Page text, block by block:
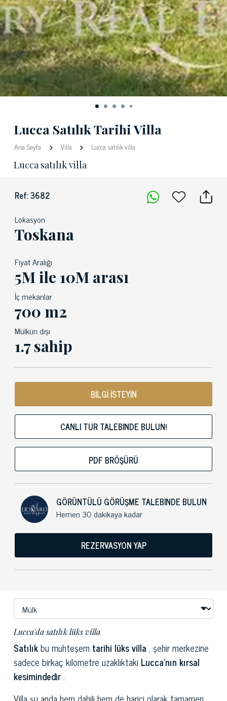
Lucca Satılık Tarihi Villa
Ana Sayfa Villa Lucca satılık villa
Lucca satılık villa
Ref: 3682
Lokasyon
Toskana
Fiyat Aralığı
5M ile 10M arası
İç mekanlar
700 m2
Mülkün dışı
1.7 sahip
BİLGİ İSTEYİN
CANLI TUR TALEBINDE BULUN!
PDF BRÖŞÜRÜ
GÖRÜNTÜLÜ GÖRÜŞME TALEBINDE BULUN
Hemen 30 dakikaya kadar
REZERVASYON YAP
Lucca'da satılık lüks villa
Satılıkbu muhteşem tarihi lüks villa , şehir merkezine
sadece birkaç kilometre uzaklıktaki Lucca'nın kırsal
kesimindedir.